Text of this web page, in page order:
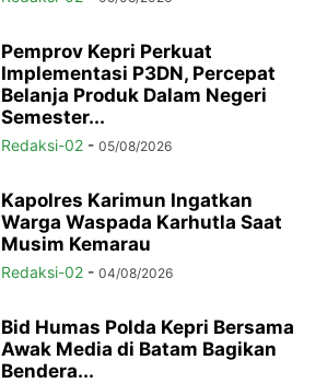
Pemprov Kepri Perkuat
Implementasi P3DN, Percepat
Belanja Produk Dalam Negeri
Semester...
Redaksi-02 - 05/08/2026
Kapolres Karimun Ingatkan
Warga Waspada Karhutla Saat
Musim Kemarau
Redaksi-02 - 04/08/2026
Bid Humas Polda Kepri Bersama
Awak Media di Batam Bagikan
Bendera...